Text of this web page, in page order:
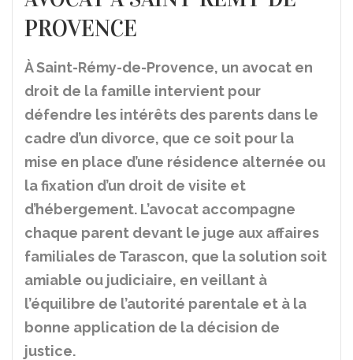
PROVENCE
À Saint-Rémy-de-Provence, un avocat en
droit de la famille intervient pour
défendre les intérêts des parents dans le
cadre d’un divorce, que ce soit pour la
mise en place d’une résidence alternée ou
la fixation d’un droit de visite et
d’hébergement. L’avocat accompagne
chaque parent devant le juge aux affaires
familiales de Tarascon, que la solution soit
amiable ou judiciaire, en veillant à
l’équilibre de l’autorité parentale et à la
bonne application de la décision de
justice.